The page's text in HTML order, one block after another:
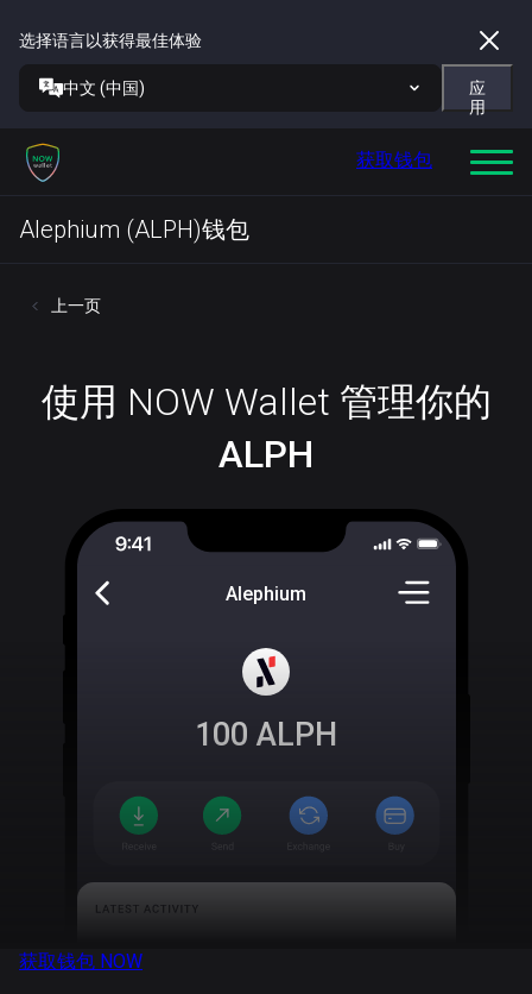
选择语言以获得最佳体验
中文 (中国)
应
用
获取钱包
Alephium (ALPH)钱包
上一页
使用 NOW Wallet 管理你的
ALPH
Alephium
100 ALPH
获取钱包 NOW